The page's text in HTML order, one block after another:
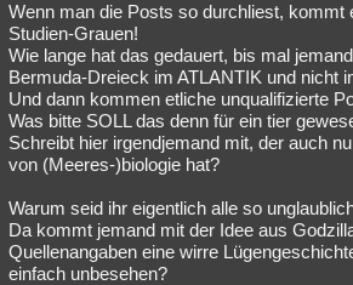
Wenn man die Posts so durchliest, kommt
Studien-Grauen!
Wie lange hat das gedauert, bis mal
Bermuda-Dreieck im ATLANTIK und nicht
Und dann kommen etliche unqualifizierte
Was bitte SOLL das denn für ein tier
Schreibt hier irgendjemand mit, der auch
von (Meeres-)biologie hat?
Warum seid ihr eigentlich alle so
Da kommt jemand mit der Idee aus
Quellenangaben eine wirre
einfach unbesehen?